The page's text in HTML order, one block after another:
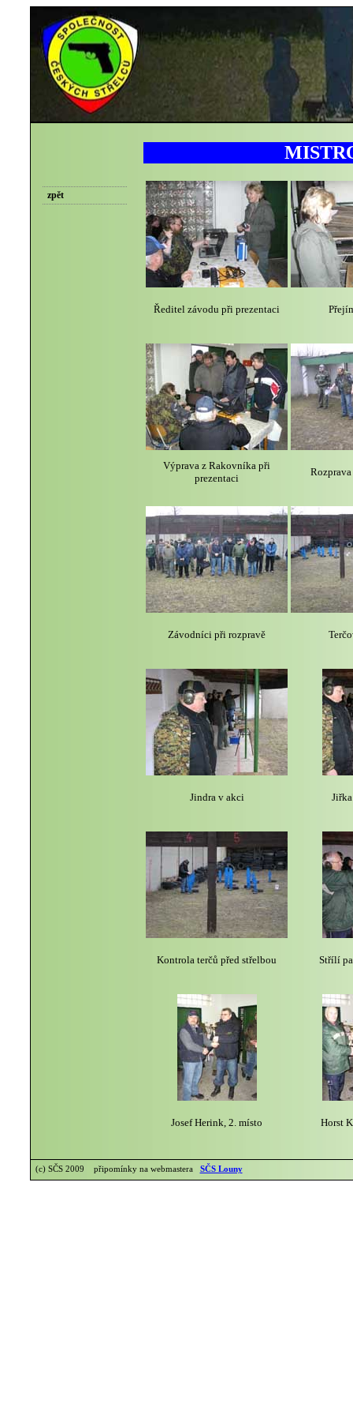
zpět
Ředitel závodu při prezentaci
Výprava z Rakovníka při
prezentaci
Závodníci při rozpravě
Jindra v akci
Kontrola terčů před střelbou Střílí
Josef Herink, 2. místo Horst
(c) SČS 2009 připomínky na webmastera SČS Louny